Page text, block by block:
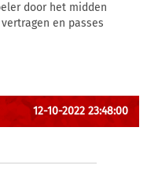
door het midden
en passes
12-10-2022 23:48:00